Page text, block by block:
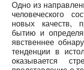
Одно из
человеческого
новых качеств,
бытию и
явственнее
тенденции в
оказывается